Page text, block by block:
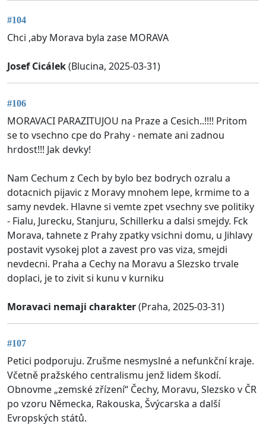
#104
Chci ,aby Morava byla zase MORAVA
Josef Cicálek(Blucina, 2025-03-31)
#106
MORAVACI PARAZITUJOU na Praze a Cesich..!!!! Pritom
se to vsechno cpe do Prahy - nemate ani zadnou
hrdost!!! Jak devky!
Nam Cechum z Cech by bylo bez bodrych ozralu a
dotacnich pijavic z Moravy mnohem lepe, krmime to a
samy nevdek. Hlavne si vemte zpet vsechny sve politiky
- Fialu, Jurecku, Stanjuru, Schillerku a dalsi smejdy. Fck
Morava, tahnete z Prahy zpatky vsichni domu, u Jihlavy
postavit vysokej plot a zavest pro vas viza, smejdi
nevdecni. Praha a Cechy na Moravu a Slezsko trvale
doplaci, je to zivit si kunu v kurniku
Moravaci nemaji charakter(Praha, 2025-03-31)
#107
Petici podporuju. Zrušme nesmyslné a nefunkční kraje.
Včetně pražského centralismu jenž lidem škodí.
Obnovme „zemské zřízení“ Čechy, Moravu, Slezsko v ČR
po vzoru Německa, Rakouska, Švýcarska a další
Evropských států.